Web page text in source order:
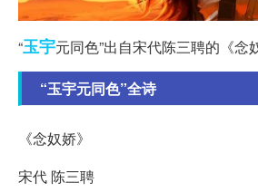
“玉宇元同色”出自宋代陈三聘的《念
“玉宇元同色”全诗
《念奴娇》
宋代 陈三聘